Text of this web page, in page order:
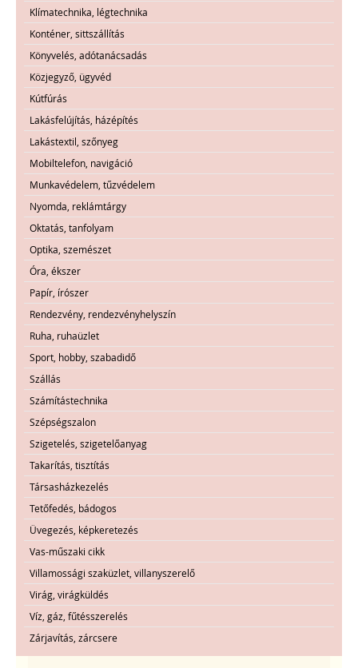
Klímatechnika, légtechnika
Konténer, sittszállítás
Könyvelés, adótanácsadás
Közjegyző, ügyvéd
Kútfúrás
Lakásfelújítás, házépítés
Lakástextil, szőnyeg
Mobiltelefon, navigáció
Munkavédelem, tűzvédelem
Nyomda, reklámtárgy
Oktatás, tanfolyam
Optika, szemészet
Óra, ékszer
Papír, írószer
Rendezvény, rendezvényhelyszín
Ruha, ruhaüzlet
Sport, hobby, szabadidő
Szállás
Számítástechnika
Szépségszalon
Szigetelés, szigetelőanyag
Takarítás, tisztítás
Társasházkezelés
Tetőfedés, bádogos
Üvegezés, képkeretezés
Vas-műszaki cikk
Villamossági szaküzlet, villanyszerelő
Virág, virágküldés
Víz, gáz, fűtésszerelés
Zárjavítás, zárcsere